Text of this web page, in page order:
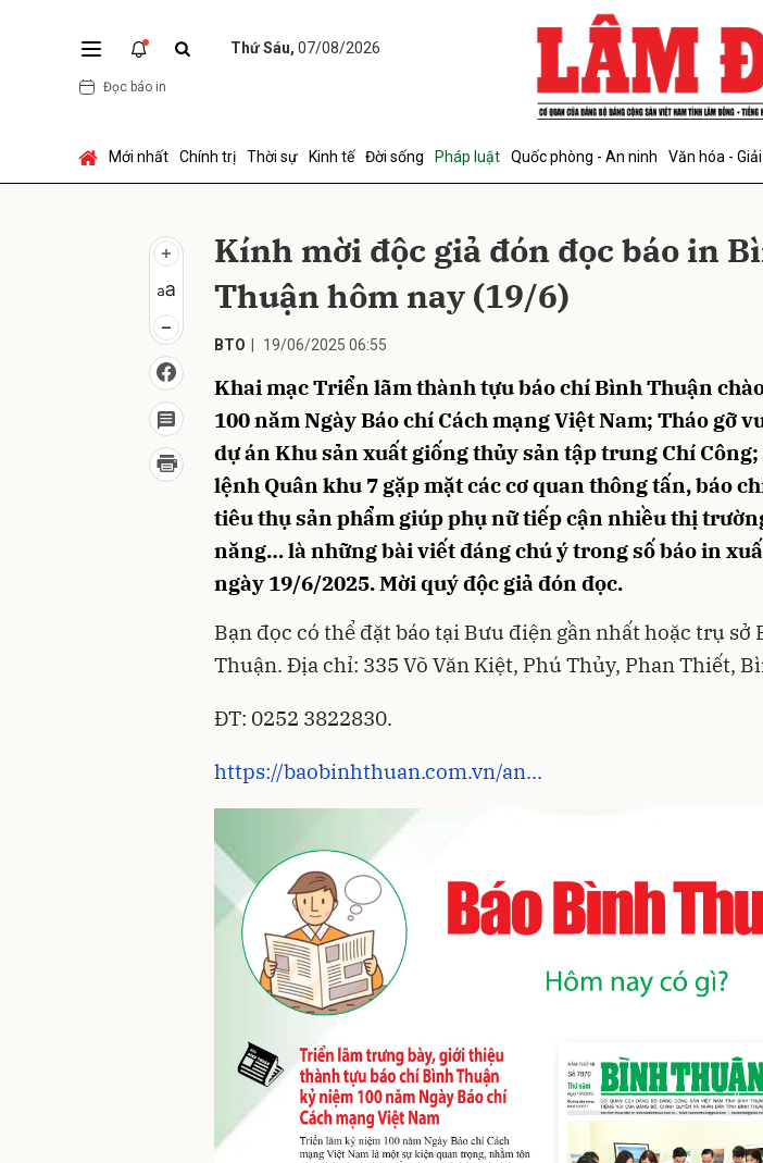
Thứ Sáu, 07/08/2026
Đọc báo in
Mới nhất Chính trị Thời sự Kinh tế Đời sống Pháp luật Quốc phòng - An ninh Văn hóa -
Kính mời độc giả đón đọc báo in
Thuận hôm nay (19/6)
BTO 19/06/2025 06:55
Khai mạc Triển lãm thành tựu báo chí Bình Thuận
100 năm Ngày Báo chí Cách mạng Việt Nam; Tháo gỡ
dự án Khu sản xuất giống thủy sản tập trung Chí Công;
lệnh Quân khu 7 gặp mặt các cơ quan thông tấn, báo
tiêu thụ sản phẩm giúp phụ nữ tiếp cận nhiều thị
năng… là những bài viết đáng chú ý trong số báo in
ngày 19/6/2025. Mời quý độc giả đón đọc.
Bạn đọc có thể đặt báo tại Bưu điện gần nhất hoặc trụ sở
Thuận. Địa chỉ: 335 Võ Văn Kiệt, Phú Thủy, Phan Thiết,
ĐT: 0252 3822830.
https://baobinhthuan.com.vn/an...
Gửi bình luận